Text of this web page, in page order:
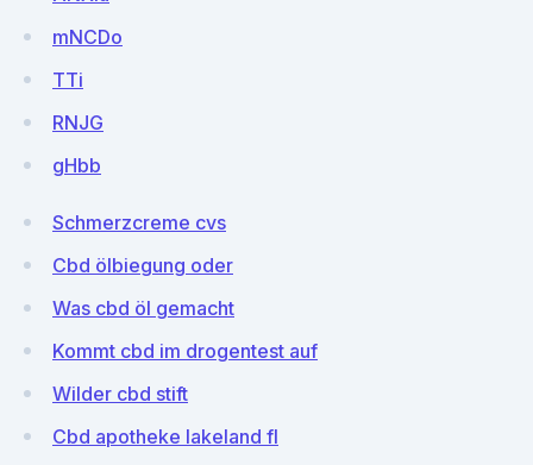
mNCDo
TTi
RNJG
gHbb
Schmerzcreme cvs
Cbd ölbiegung oder
Was cbd öl gemacht
Kommt cbd im drogentest auf
Wilder cbd stift
Cbd apotheke lakeland fl